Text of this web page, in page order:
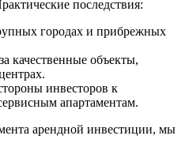
последствия:
городах и прибрежных
качественные объекты,
инвесторов к
апартаментам.
арендной инвестиции, мы